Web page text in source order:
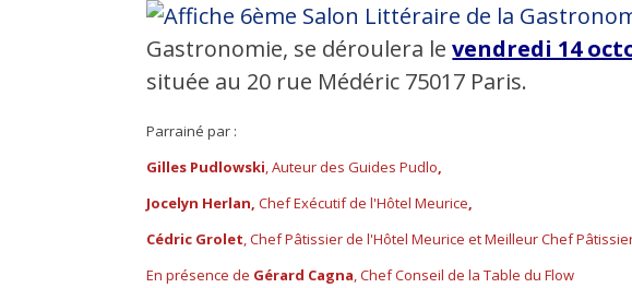
Gastronomie, se déroulera levendredi 14
située au 20 rue Médéric 75017 Paris.
Parrainé par :
Gilles Pudlowski, Auteur des Guides Pudlo,
Jocelyn Herlan, Chef Exécutif de l'Hôtel Meurice,
Cédric Grolet, Chef Pâtissier de l'Hôtel Meurice et Meilleur Chef
En présence de Gérard Cagna, Chef Conseil de la Table du Flow